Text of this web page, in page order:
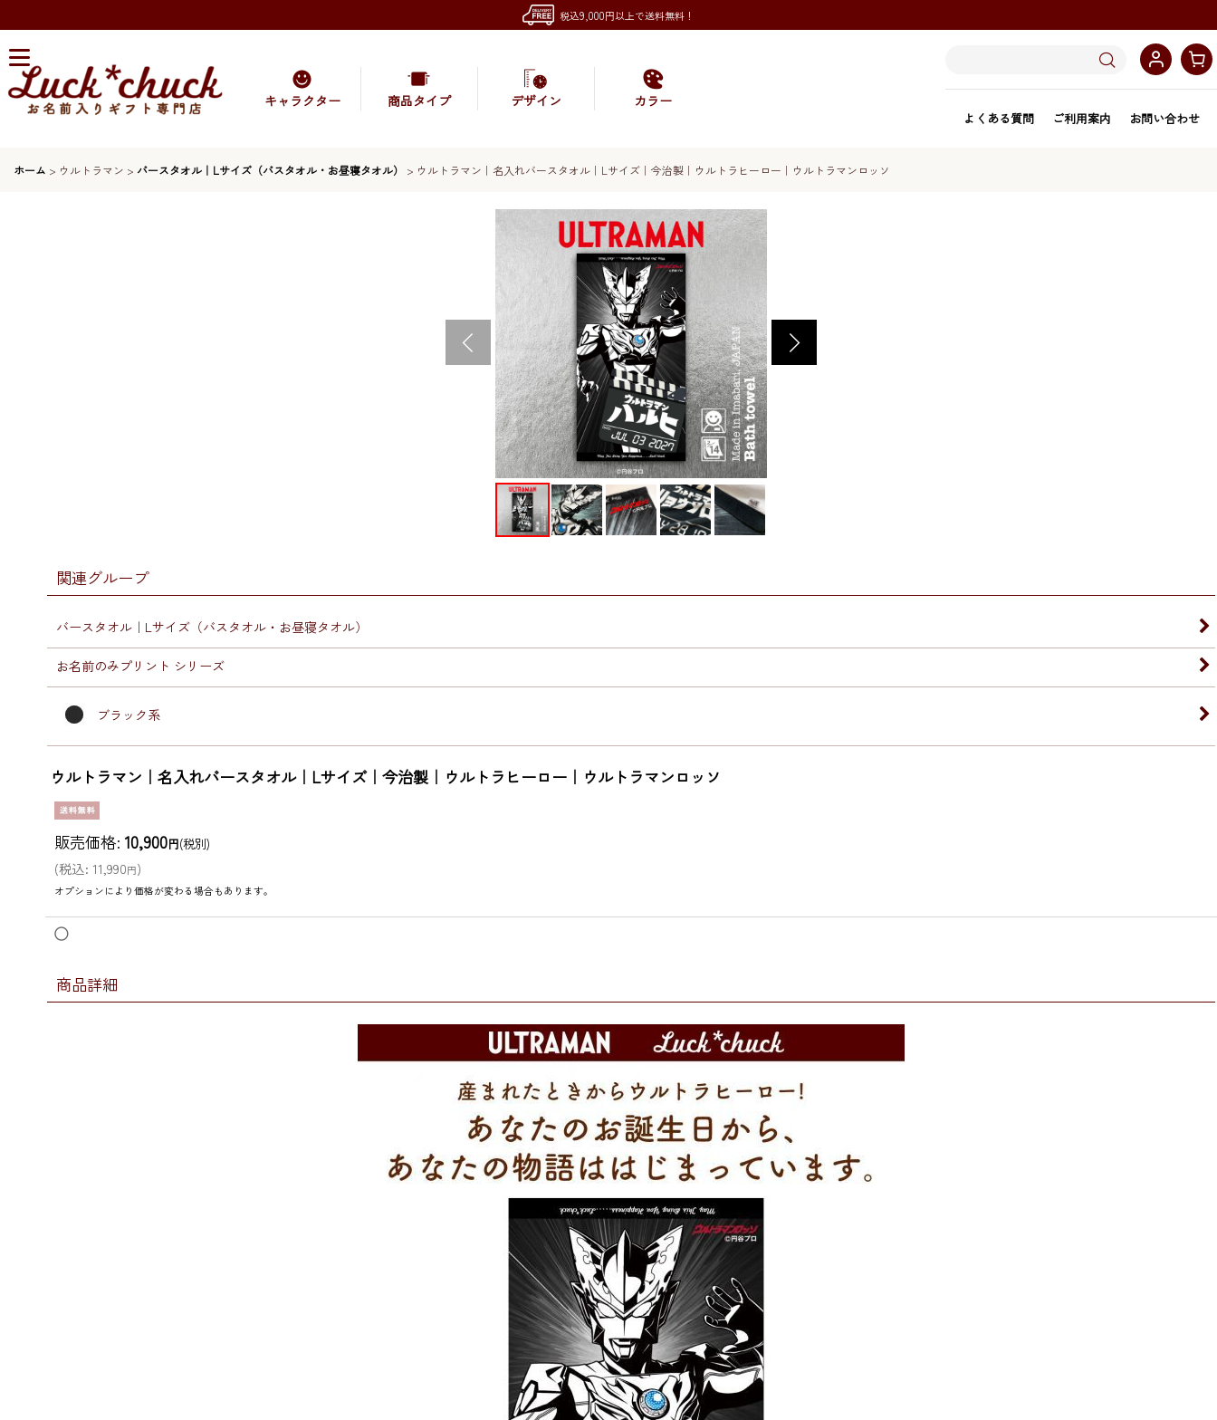
税込9,000円以上で送料無料！
よくある質問 ご利用案内 お問い合わせ
キャラクター 商品タイプ デザイン カラー
ホーム > ウルトラマン > バースタオル｜Lサイズ（バスタオル・お昼寝タオル） > ウルトラマン｜名入れバースタオル｜Lサイズ｜今治製｜ウルトラヒーロー｜ウルトラマンロッソ
関連グループ
バースタオル｜Lサイズ（バスタオル・お昼寝タオル）
お名前のみプリント シリーズ
ブラック系
ウルトラマン｜名入れバースタオル｜Lサイズ｜今治製｜ウルトラヒーロー｜ウルトラマンロッソ
販売価格: 10,900円(税別)
(税込: 11,990円)
オプションにより価格が変わる場合もあります。
◯
商品詳細